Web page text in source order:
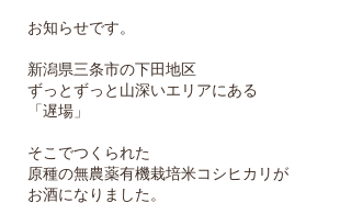
お知らせです。
新潟県三条市の下田地区
ずっとずっと山深いエリアにある
「遅場」
そこでつくられた
原種の無農薬有機栽培米コシヒカリが
お酒になりました。